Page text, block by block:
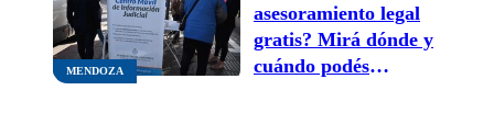
MENDOZA
asesoramiento legal
gratis? Mirá dónde y
cuándo podés